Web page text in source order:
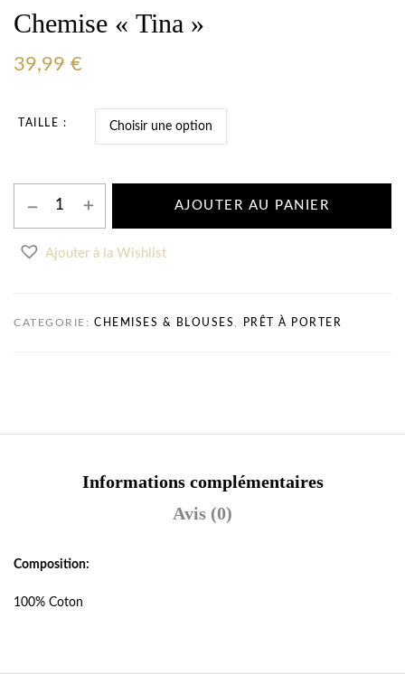
Chemise « Tina »
39,99 €
TAILLE
AJOUTER AU PANIER
Ajouter à la Wishlist
CATEGORIE: CHEMISES & BLOUSES PRÊT À PORTER
Informations complémentaires
Avis (0)
Composition:
100% Coton